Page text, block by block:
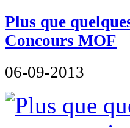
Plus que
Concours MOF
06-09-2013